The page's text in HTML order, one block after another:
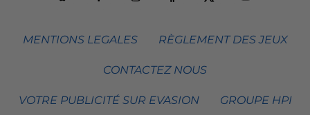
MENTIONS LEGALES RÈGLEMENT DES JEUX
CONTACTEZ NOUS
VOTRE PUBLICITÉ SUR EVASION GROUPE HPI